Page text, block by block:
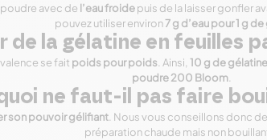
avec de l’eau froidepuis de la laisser gonfler
pouvez utiliser environ7 g d’eau pour 1 g
de la gélatine en feuilles
se fait poids pour poids. Ainsi, 10 g de
poudre 200 Bloom.
ne faut-il pas faire
son pouvoir gélifiant. Nous vous conseillons donc
préparation chaude mais non